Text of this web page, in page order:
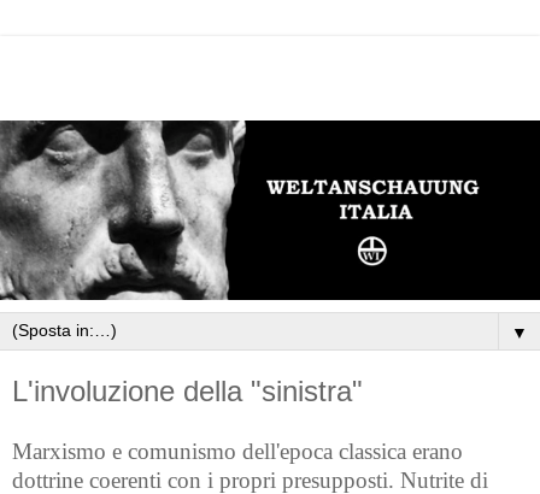
▼
L'involuzione della "sinistra"
Marxismo e comunismo dell'epoca classica erano
dottrine coerenti con i propri presupposti. Nutrite di